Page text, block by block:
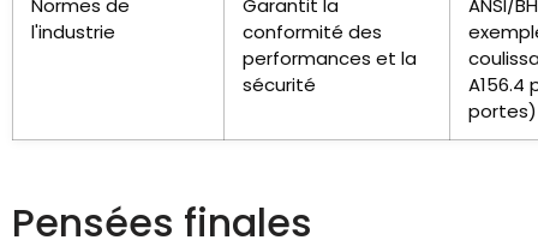
Normes de
l'industrie
Garantit la
conformité des
performances et la
sécurité
ANSI/
A156.4
portes)
Pensées finales